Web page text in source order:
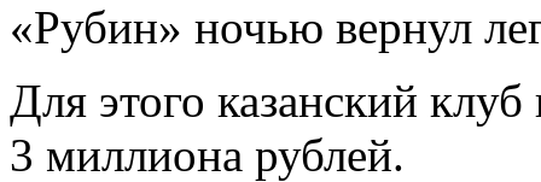
«Рубин» ночью вернул
Для этого казанский
3 миллиона рублей.